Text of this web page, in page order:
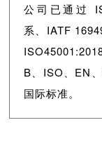
公司已通过
系、IATF
B、ISO、EN
国际标准。